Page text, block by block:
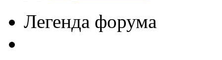
Легенда форума